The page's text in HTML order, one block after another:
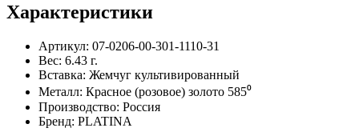
Характеристики
Артикул: 07-0206-00-301-1110-31
Вес: 6.43 г.
Вставка: Жемчуг культивированный
Металл: Красное (розовое) золото 585⁰
Производство: Россия
Бренд: PLATINA